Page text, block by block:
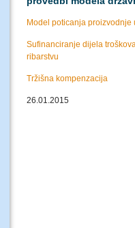
Model poticanja proizvodnje
Sufinanciranje dijela
ribarstvu
Tržišna kompenzacija
26.01.2015